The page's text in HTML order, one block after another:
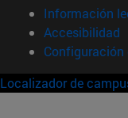
Información
Accesibilidad
Configuración
Localizador de